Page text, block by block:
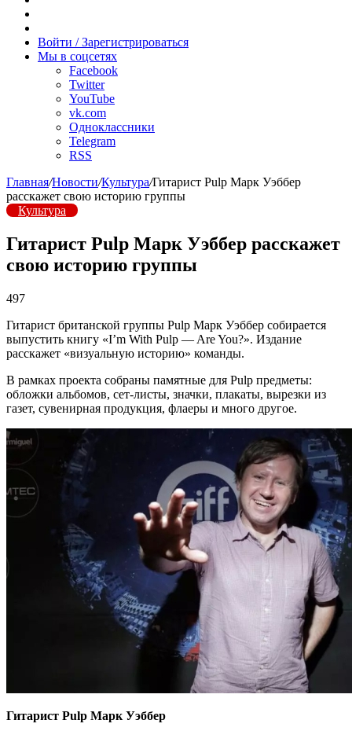
радио
Войти / Зарегистрироваться
Мы в соцсетях
Facebook
Twitter
YouTube
vk.com
Одноклассники
Telegram
RSS
Главная/Новости/Культура/Гитарист Pulp Марк Уэббер
расскажет свою историю группы
Культура
Гитарист Pulp Марк Уэббер расскажет
свою историю группы
497
Гитарист британской группы Pulp Марк Уэббер собирается
выпустить книгу «I’m With Pulp — Are You?». Издание
расскажет «визуальную историю» команды.
В рамках проекта собраны памятные для Pulp предметы:
обложки альбомов, сет-листы, значки, плакаты, вырезки из
газет, сувенирная продукция, флаеры и много другое.
Гитарист Pulp Марк Уэббер